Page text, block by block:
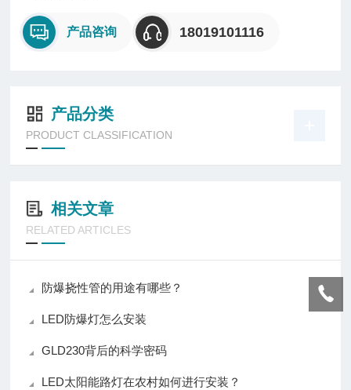
产品咨询 18019101116
产品分类
PRODUCT CLASSIFICATION
相关文章
RELATED ARTICLES
防爆挠性管的用途有哪些？
LED防爆灯怎么安装
GLD230背后的科学密码
LED太阳能路灯在农村如何进行安装？